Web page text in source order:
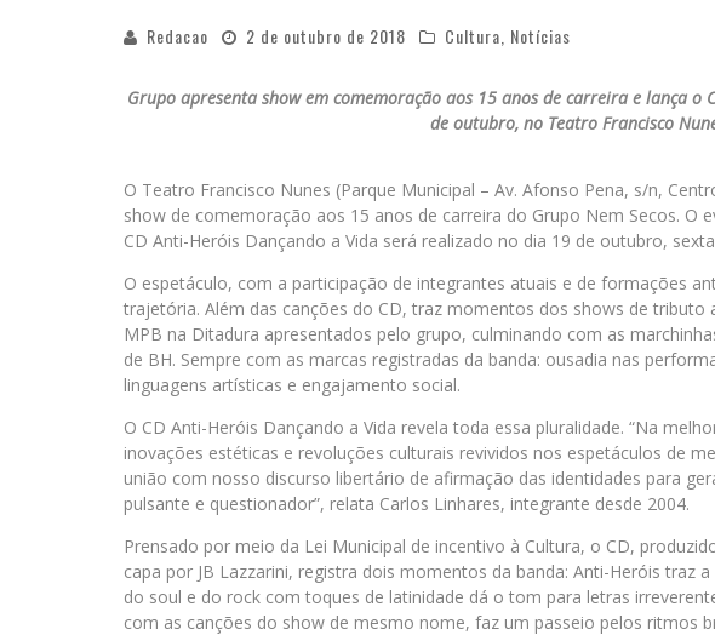
Redacao 2 de outubro de 2018 Cultura Notícias
Grupo apresenta show em comemoração aos 15 anos de carreira e lança o
de outubro, no Teatro Francisco
O Teatro Francisco Nunes (Parque Municipal – Av. Afonso Pena, s/n,
show de comemoração aos 15 anos de carreira do Grupo Nem Secos. O
CD Anti-Heróis Dançando a Vida será realizado no dia 19 de outubro,
O espetáculo, com a participação de integrantes atuais e de formações
trajetória. Além das canções do CD, traz momentos dos shows de tributo
MPB na Ditadura apresentados pelo grupo, culminando com as
de BH. Sempre com as marcas registradas da banda: ousadia nas
linguagens artísticas e engajamento social.
O CD Anti-Heróis Dançando a Vida revela toda essa pluralidade. “Na
inovações estéticas e revoluções culturais revividos nos espetáculos de
união com nosso discurso libertário de afirmação das identidades para
pulsante e questionador”, relata Carlos Linhares, integrante desde 2004.
Prensado por meio da Lei Municipal de incentivo à Cultura, o CD,
capa por JB Lazzarini, registra dois momentos da banda: Anti-Heróis traz
do soul e do rock com toques de latinidade dá o tom para letras
com as canções do show de mesmo nome, faz um passeio pelos ritmos